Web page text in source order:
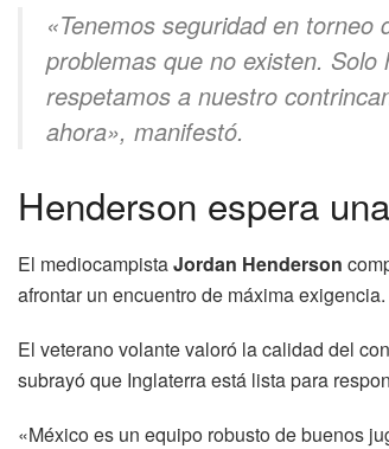
«Tenemos seguridad en
problemas que no existen.
respetamos a nuestro
ahora», manifestó.
Henderson espera
El mediocampistaJordan Henderson
afrontar un encuentro de máxima exigencia.
El veterano volante valoró la calidad del
subrayó que Inglaterra está lista para
«México es un equipo robusto de buenos